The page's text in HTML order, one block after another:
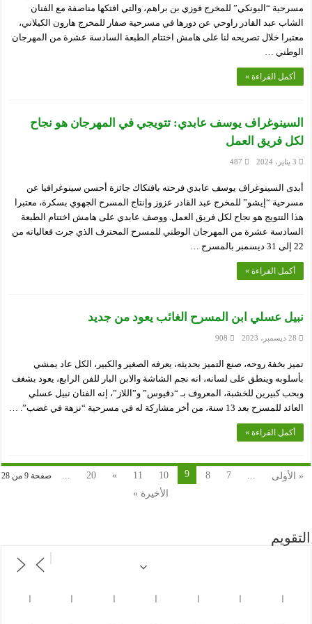
مسرحية “البونكي” للمخرج فوزي بن براهم، والتي افتكها مناصفة مع الفنان
الشاب عبد القادر راوحي عن دورها في مسرحية صفار للمخرج هارون الكيلاني،
معتبرا خلال تصريحه لنا على هامش اختتام الطبعة السادسة عشرة من المهرجان
الوطني …
أكمل القراءة »
السينوغراف يوسف عابدي: تتويجي في المهرجان هو نجاح
لكل فريق العمل
3 يناير، 2024 487
أبدى السينوغراف يوسف عابدي فرحته بافتكاك جائزة أحسن سينوغرافيا عن
مسرحية “إيشو” للمخرج عبد القادر عزوز وإنتاج المسرح الجهوي بسكرة، معتبرا
هذا التتويج هو نجاح لكل فريق العمل. ووصف عابدي على هامش اختتام الطبعة
السادسة عشرة من المهرجان الوطني للمسرح المحترف الذي جرت فعالياته من
22 إلى 31 ديسمبر بالمسرح …
أكمل القراءة »
نبيل عسلي ابن المسرح الغائب يعود من جديد
28 ديسمبر، 2023 908
تميز بخفة روحه، صنع التميز بحديثه، يعرفه الصغير والكبير، الكل عاد يمشي
بأسلوبه وينطق على لسانه، انه نجم الشاشة والابن البار للفن الرابع، يعود بشغف
وبحب كبيرين للخشبة، المعروف بـ “دقيوس” و”اللاز”، إنه الفنان نبيل عسلي
العائد للمسرح بعد 13 سنة، من أخر مشاركة له في مسرحية “نزهة في غضب”. …
أكمل القراءة »
صفحة 9 من 28 « الأولى ...
7
8
9
10
11
»
20
...
الأخيرة »
التقويم